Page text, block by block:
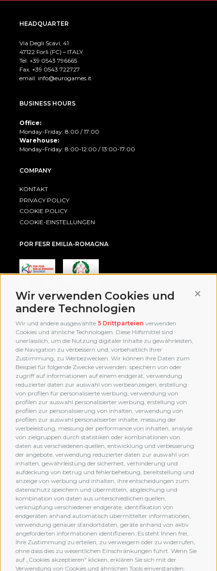
Wir verwenden Cookies und
andere Technologien
Wir und andere ausgewählte 5 Drittparteien verwenden
Cookies und ähnliche Technologien. Diese Hilfsmittel sind
unerlässlich, um die Nutzung digitaler Inhalte zu gewährleisten,
die Navigation zu verbessern und, vorbehaltlich Ihrer
Zustimmung, zu Werbezwecken. Wir können Ihre Daten zum
Beispiel für folgende Zwecke verwenden: speichern von oder
zugriff auf informationen auf einem endgerät, verwendung
reduzierter daten zur auswahl von werbeanzeigen, erstellung
von profilen für personalisierte werbung, verwendung von
profilen zur auswahl personalisierter werbung, erstellung von
profilen zur personalisierung von inhalten, verwendung von
profilen zur auswahl personalisierter inhalte, messung der
werbeleistung, messung der performance von inhalten, analyse
von zielgruppen durch statistiken oder kombinationen von
daten aus verschiedenen quellen, entwicklung und verbesserung
der angebote, verwendung reduzierter daten zur auswahl von
inhalten, gewährleistung der sicherheit, verhinderung und
aufdeckung von betrug und fehlerbehebung, bereitstellung und
anzeige von werbung und inhalten, ihre entscheidungen zum
datenschutz speichern und übermitteln, abgleichung und
kombination von daten aus unterschiedlichen quellen,
verknüpfung verschiedener endgeräte, identifikation von
endgeräten anhand automatisch übermittelter informationen,
verwendung genauer standortdaten, geräte anhand von aktiv
angeforderten informationen identifizieren. Es steht Ihnen frei,
Ihre Zustimmung zu erteilen, zu verweigern oder zu widerrufen,
ohne dass dies zu wesentlichen Einschränkungen führt. Wenn Sie
auf „Cookies akzeptieren" klicken, erklären Sie sich mit der
Verwendung von Cookies und ähnlichen Tools einverstanden.
HEADQUARTER
Via Degli Scavi, 41
47122 Forlì (FC) – ITALY
Tel. +39 0543 796665
Fax. +39 0543 722727
email: info@eurogames.it
BUSINESS HOURS
Office:
Monday-Friday: 8:00 / 17:00
Warehouse:
Monday-Friday: 8:00-12:00 / 13:00-17:00
COMPANY
KONTAKT
PRIVACY POLICY
COOKIE POLICY
COOKIE-EINSTELLUNGEN
POR FESR EMILIA-ROMAGNA
AWARD
MEMBERSHIP